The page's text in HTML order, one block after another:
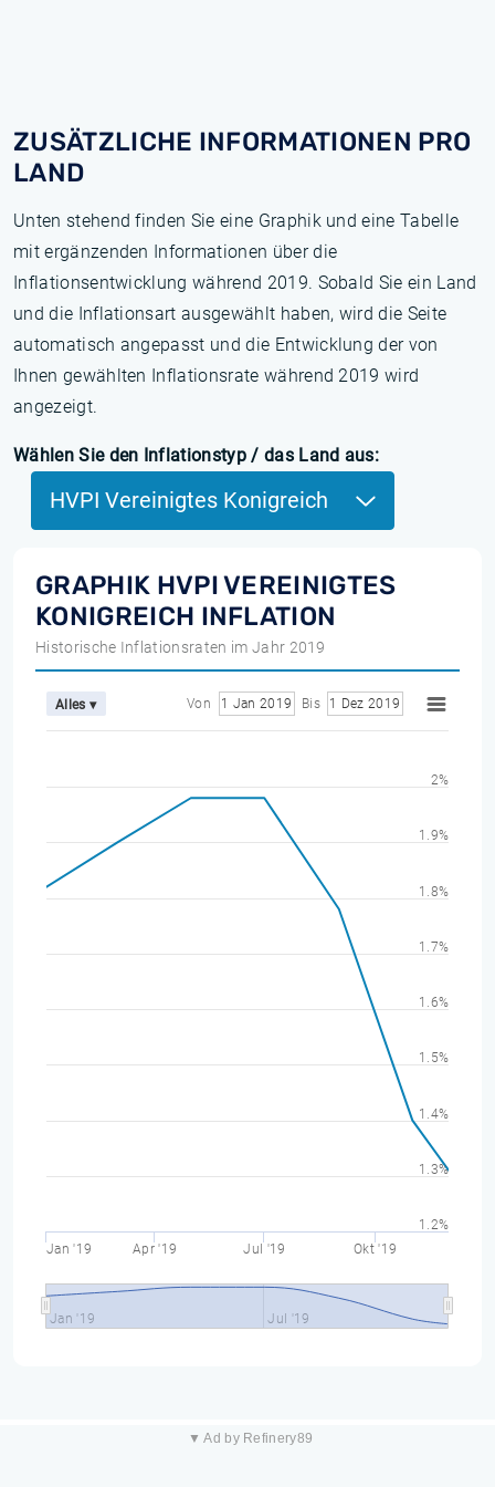
ZUSÄTZLICHE INFORMATIONEN PRO
LAND
Unten stehend finden Sie eine Graphik und eine Tabelle
mit ergänzenden Informationen über die
Inflationsentwicklung während 2019. Sobald Sie ein Land
und die Inflationsart ausgewählt haben, wird die Seite
automatisch angepasst und die Entwicklung der von
Ihnen gewählten Inflationsrate während 2019 wird
angezeigt.
Wählen Sie den Inflationstyp / das Land aus:
HVPI Vereinigtes Konigreich
GRAPHIK HVPI VEREINIGTES
KONIGREICH INFLATION
Historische Inflationsraten im Jahr 2019
Alles ▾ Von 1 Jan 2019 Bis 1 Dez 2019
Jan '19 Apr '19 Jul '19 Okt '19
Jan '19 Jul '19
1.2%
1.3%
1.4%
1.5%
1.6%
1.7%
1.8%
1.9%
2%
▼ Ad by Refinery89